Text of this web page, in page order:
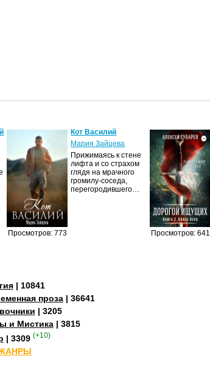
Просмотров: 773
Кот Василий
Мария Зайцева
Прижимаясь к стене
лифта и со страхом
глядя на мрачного
громилу-соседа,
перегородившего…
Просмотров: 641
| 10841
проза| 36641
| 3205
и Мистика| 3815
| 3309 (+10)